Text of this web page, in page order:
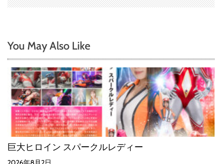
You May Also Like
巨大ヒロイン スパークルレディー